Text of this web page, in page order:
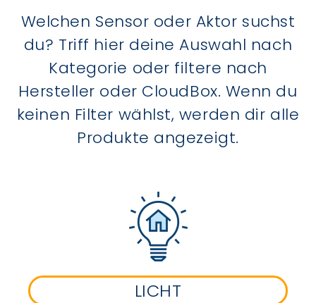
Welchen Sensor oder Aktor suchst
du? Triff hier deine Auswahl nach
Kategorie oder filtere nach
Hersteller oder CloudBox. Wenn du
keinen Filter wählst, werden dir alle
Produkte angezeigt.
LICHT